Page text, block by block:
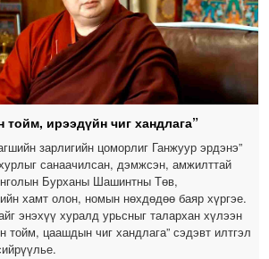
ирээдүйн чиг хандлага”
зарлигийн цоморлиг Ганжуур эрдэнэ”
санаачилсан, дэмжсэн, амжилттай
Бурханы Шашинтны Төв,
хамт олон, номын нөхдөдөө баяр хүргэе.
энэхүү хуралд урьсныг талархан хүлээн
тойм, цаашдын чиг хандлага” сэдэвт илтгэл